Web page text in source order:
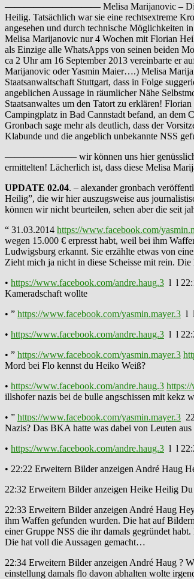
—————————— Melisa Marijanovic – Diese
Heilig. Tatsächlich war sie eine rechtsextreme
angesehen und durch technische Möglichkeiten
Melisa Marijanovic nur 4 Wochen mit Florian
als Einzige alle WhatsApps von seinen beiden
ca 2 Uhr am 16 September 2013 vereinbarte er
Marijanovic oder Yasmin Maier….) Melisa
Staatsanwaltschaft Stuttgart, dass in Folge
angeblichen Aussage in räumlicher Nähe
Staatsanwaltes um den Tatort zu erklären!
Campingplatz in Bad Cannstadt befand, an dem
Gronbach sage mehr als deutlich, dass der
Klabunde und die angeblich unbekannte NSS
———————– wir können uns hier genüsslich
ermittelten! Lächerlich ist, dass diese Melisa
UPDATE 02.04. – alexander gronbach
Heilig”, die wir hier auszugsweise aus
können wir nicht beurteilen, sehen aber die seit
“ 31.03.2014 https://www.facebook.com/
wegen 15.000 € erpresst habt, weil bei ihm
Ludwigsburg erkannt. Sie erzählte etwas von
Zieht mich ja nicht in diese Scheisse mit rein.
• https://www.facebook.com/andre.haug.3 l l
Kameradschaft wollte
• ” https://www.facebook.com/yasmin.mayer.3 l l
• https://www.facebook.com/andre.haug.3 l l
• ” https://www.facebook.com/yasmin.mayer.3
Mord bei Flo kennst du Heiko Weiß?
• https://www.facebook.com/andre.haug.3
illshofer nazis bei de bulle angschissen mit kekz
• ” https://www.facebook.com/yasmin.mayer.3
Nazis? Das BKA hatte was dabei von Leuten
• https://www.facebook.com/andre.haug.3 l l
• 22:22 Erweitern Bilder anzeigen André Haug
22:32 Erweitern Bilder anzeigen Heike Heilig
22:33 Erweitern Bilder anzeigen André Haug
ihm Waffen gefunden wurden. Die hat auf
einer Gruppe NSS die ihr damals gegründet
Die hat voll die Aussagen gemacht…
22:34 Erweitern Bilder anzeigen André Haug ?
einstellung damals flo davon abhalten wolte